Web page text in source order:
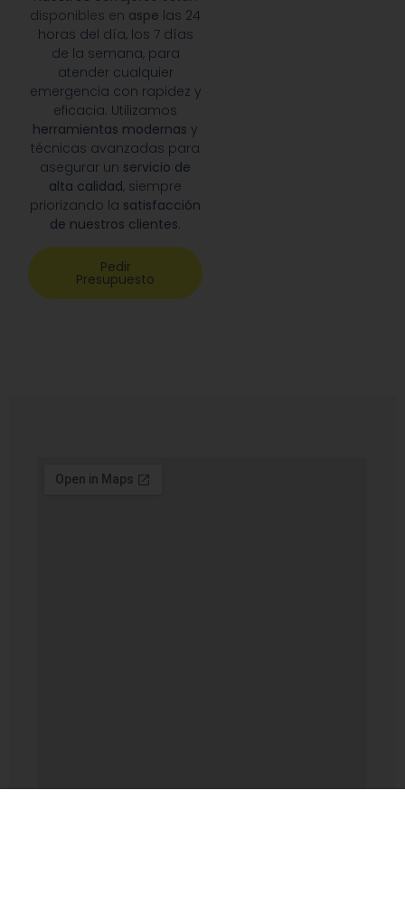
disponibles en aspe las 24
horas del día, los 7 días
de la semana, para
atender cualquier
emergencia con rapidez y
eficacia. Utilizamos
herramientas modernas y
técnicas avanzadas para
asegurar un servicio de
alta calidad, siempre
priorizando la satisfacción
de nuestros clientes.
Pedir
Presupuesto